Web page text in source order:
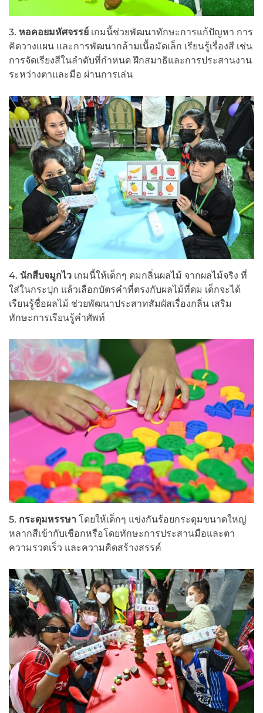
3. หอคอยมหัศจรรย์ เกมนี้ช่วยพัฒนาทักษะการแก้ปัญหา การ
คิดวางแผน และการพัฒนากล้ามเนื้อมัดเล็ก เรียนรู้เรื่องสี เช่น
การจัดเรียงสีในลำดับที่กำหนด ฝึกสมาธิและการประสานงาน
ระหว่างตาและมือ ผ่านการเล่น
4. นักสืบจมูกไว เกมนี้ให้เด็กๆ ดมกลิ่นผลไม้ จากผลไม้จริง ที่
ใส่ในกระปุก แล้วเลือกบัตรคำที่ตรงกับผลไม้ที่ดม เด็กจะได้
เรียนรู้ชื่อผลไม้ ช่วยพัฒนาประสาทสัมผัสเรื่องกลิ่น เสริม
ทักษะการเรียนรู้คำศัพท์
5. กระดุมหรรษา โดยให้เด็กๆ แข่งกันร้อยกระดุมขนาดใหญ่
หลากสีเข้ากับเชือกหรือโดยทักษะการประสานมือและตา
ความรวดเร็ว และความคิดสร้างสรรค์